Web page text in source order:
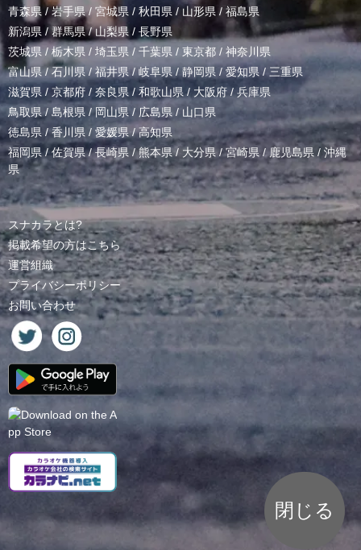
青森県 / 岩手県/ 宮城県 / 秋田県 / 山形県/ 福島県
新潟県 /群馬県/山梨県 / 長野県
茨城県 / 栃木県 / 埼玉県 / 千葉県 / 東京都 / 神奈川県
富山県 /石川県/福井県/岐阜県 / 静岡県 / 愛知県 / 三重県
滋賀県 / 京都府 / 奈良県 / 和歌山県/ 大阪府 /兵庫県
鳥取県/ 島根県 /岡山県/ 広島県 / 山口県
徳島県 /香川県 / 愛媛県/高知県
福岡県/佐賀県/長崎県 /熊本県/ 大分県/宮崎県 /鹿児島県 / 沖縄
県
スナカラとは?
掲載希望の方はこちら
運営組織
プライバシーポリシー
お問い合わせ
閉じる